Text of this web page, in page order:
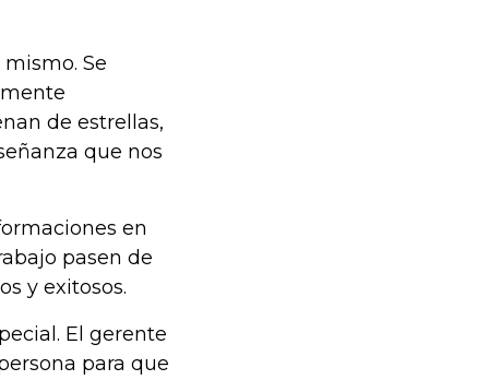
Se
de estrellas,
que nos
en
pasen de
y exitosos.
El gerente
para que